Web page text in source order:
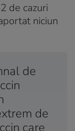
de cazuri
niciun
de
de
care